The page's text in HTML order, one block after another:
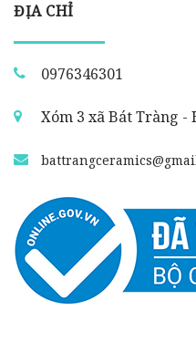
ĐỊA CHỈ
0976346301
Xóm 3 xã Bát Tràng -